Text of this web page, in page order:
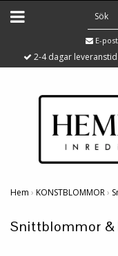
E-
2-4 dagar leveranstid
Hem › KONSTBLOMMOR›
Snittblommor &